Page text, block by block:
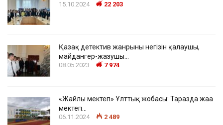
15.10.2024 22 203
Қазақ детектив жанрының негізін қалаушы,
майдангер-жазушы…
08.05.2023 7 974
«Жайлы мектеп» Ұлттық жобасы: Таразда жаңа
мектеп…
06.11.2024 2 489